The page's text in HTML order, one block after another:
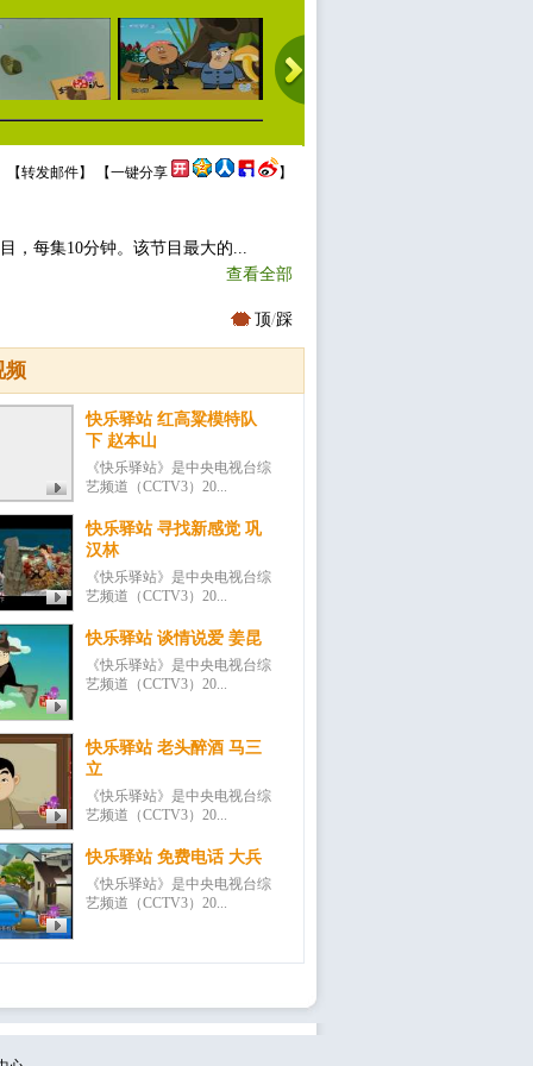
【转发邮件】 【一键分享 】
，每集10分钟。该节目最大的...
查看全部
顶/踩
频
快乐驿站 红高粱模特队
下 赵本山
《快乐驿站》是中央电视台综
艺频道（CCTV3）20...
快乐驿站 寻找新感觉 巩
汉林
《快乐驿站》是中央电视台综
艺频道（CCTV3）20...
快乐驿站 谈情说爱 姜昆
《快乐驿站》是中央电视台综
艺频道（CCTV3）20...
快乐驿站 老头醉酒 马三
立
《快乐驿站》是中央电视台综
艺频道（CCTV3）20...
快乐驿站 免费电话 大兵
《快乐驿站》是中央电视台综
艺频道（CCTV3）20...